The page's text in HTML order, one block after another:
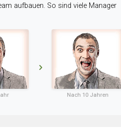
aufbauen. So sind viele Manager
Nach 10 Jahren